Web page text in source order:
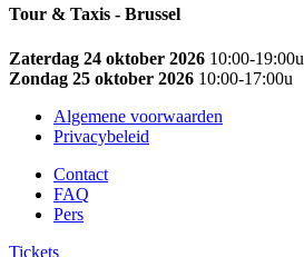
Tour & Taxis - Brussel
Zaterdag 24 oktober 2026 10:00-19:00u
Zondag 25 oktober 2026 10:00-17:00u
Algemene voorwaarden
Privacybeleid
Contact
FAQ
Pers
Tickets